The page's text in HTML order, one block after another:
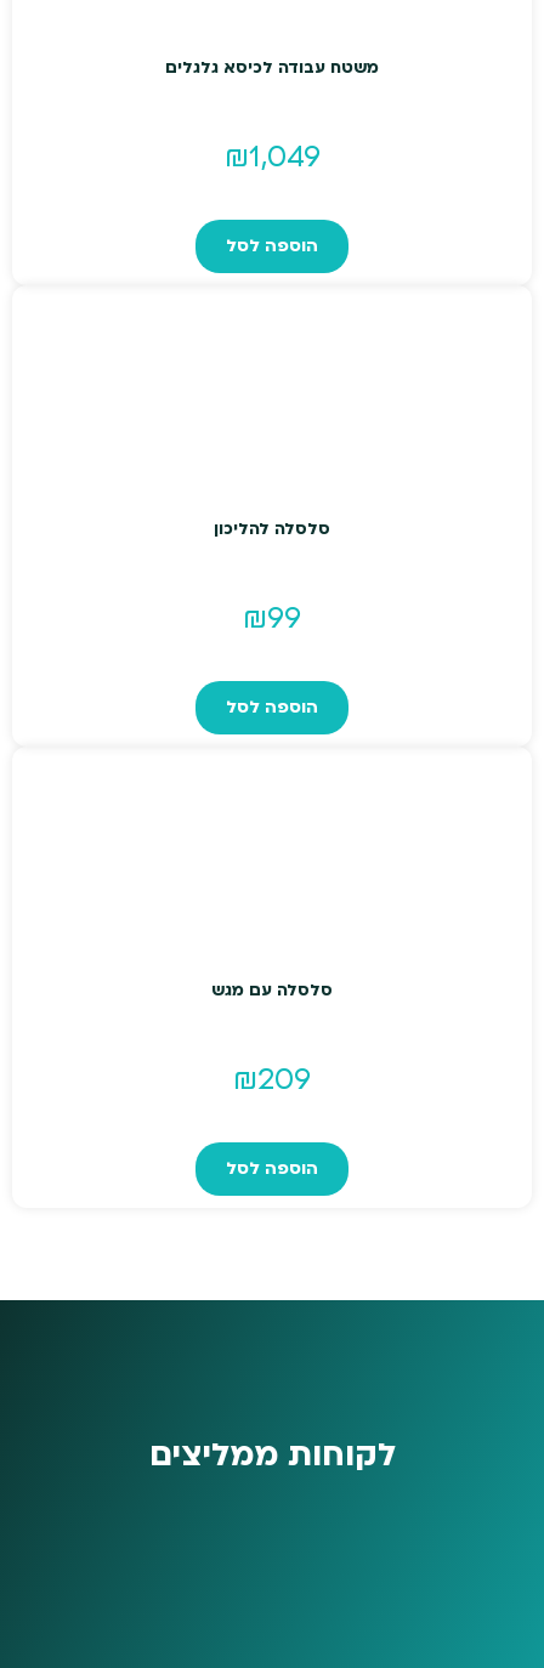
משטח עבודה לכיסא גלגלים
₪1,049
הוספה לסל
סלסלה להליכון
₪99
הוספה לסל
סלסלה עם מגש
₪209
הוספה לסל
לקוחות ממליצים